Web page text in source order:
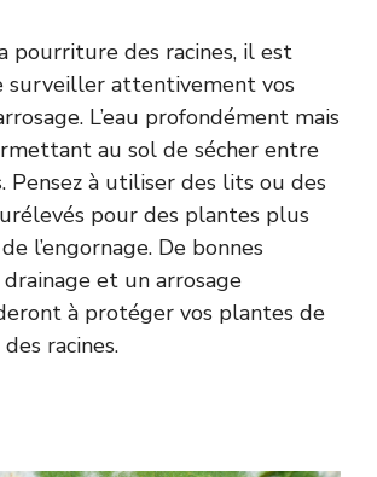
pourriture des racines, il est
surveiller attentivement vos
L’eau profondément mais
au sol de sécher entre
Pensez à utiliser des lits ou des
pour des plantes plus
l’engornage. De bonnes
et un arrosage
à protéger vos plantes de
racines.